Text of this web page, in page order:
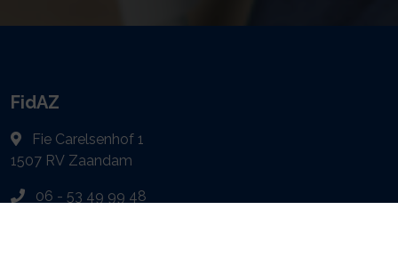
FidAZ
Fie Carelsenhof 1
1507 RV Zaandam
06 - 53 49 99 48